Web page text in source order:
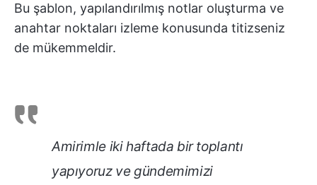
Bu şablon, yapılandırılmış notlar oluşturma ve
anahtar noktaları izleme konusunda titizseniz
de mükemmeldir.
Amirimle iki haftada bir toplantı
yapıyoruz ve gündemimizi